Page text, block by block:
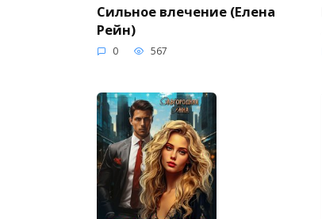
Сильное влечение (Елена
Рейн)
0 567